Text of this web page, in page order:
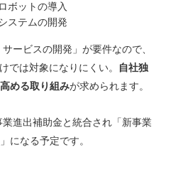
ボットの導入
ステムの開発
ービスの開発」が要件なので、
では対象になりにくい。
自社独
める取り組みが求められます。
進出補助金と統合され「新事業
になる予定です。